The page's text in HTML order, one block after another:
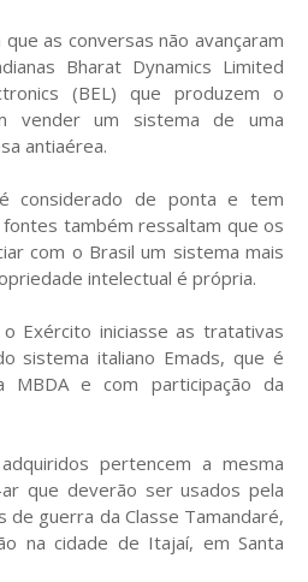
as conversas não avançaram
Bharat Dynamics Limited
(BEL) que produzem o
vender um sistema de uma
antiaérea.
considerado de ponta e tem
também ressaltam que os
com o Brasil um sistema mais
intelectual é própria.
Exército iniciasse as tratativas
sistema italiano Emads, que é
MBDA e com participação da
pertencem a mesma
que deverão ser usados pela
de guerra da Classe Tamandaré,
na cidade de Itajaí, em Santa